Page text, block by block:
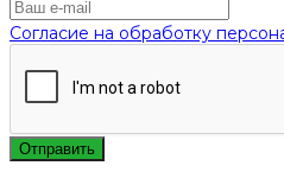
Согласие на обработку
Отправить